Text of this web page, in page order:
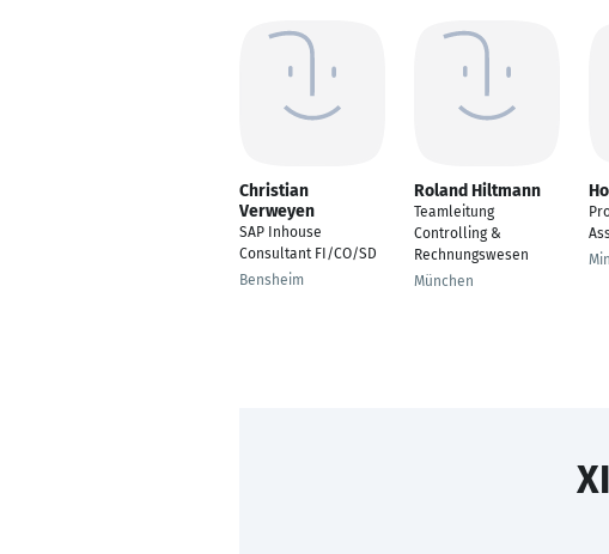
Christian
Verweyen
SAP Inhouse
Consultant FI/CO/SD
Bensheim
Roland Hiltmann
Teamleitung
Controlling &
Rechnungswesen
München